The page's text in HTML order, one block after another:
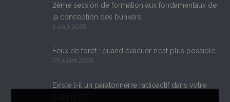
2ème session de formation aux fondamentaux de
la conception des bunkers
5 août 2026
Feux de forêt : quand évacuer n’est plus possible
29 juillet 2026
Existe t-il un paratonnerre radioactif dans votre